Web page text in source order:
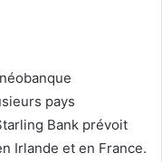
pays
Bank prévoit
Irlande et en France.